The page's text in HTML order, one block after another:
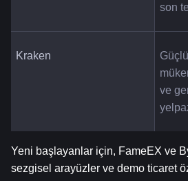
son
Kraken
ve
Yeni başlayanlar için, FameEX ve
sezgisel arayüzler ve demo ticaret